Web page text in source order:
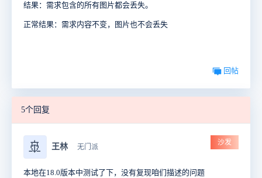
结果：需求包含的所有图片都会丢失。
正常结果：需求内容不变，图片也不会丢失
回帖
5个回复
🚢 王林 无门派
沙发
本地在18.0版本中测试了下，没有复现咱们描述的问题